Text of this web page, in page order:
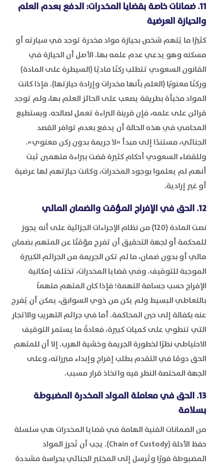
11. ضمانات خاصة بقضايا المخدرات: الدفع بعدم العلم
والحيازة العرضية
كثيرًا ما يُتهم شخص بحيازة مواد مخدرة توجد في سيارته أو
مسكنه وهو يدعي عدم علمه بها. الأصل أن الحيازة في
القانون السعودي تتطلب ركنًا ماديًا (السيطرة على المادة)
وركنًا معنويًا (العلم بأنها مخدرات وإرادة حيازتها). فإذا كانت
المواد مخبأة بطريقة يصعب على الحائز العلم بها، ولم توجد
قرائن على علمه، فإن قرينة البراءة تعمل لصالحه. ويستطيع
المحامي في هذه الحالة أن يدفع بعدم توافر القصد
الجنائي، مستندًا إلى مبدأ «لا جريمة بدون ركن معنوي».
وللقضاء السعودي أحكام كثيرة قضت ببراءة متهمين ثبت
أنهم لم يعلموا بوجود المخدرات، وكانت حيازتهم لها عرضية
أو غير إرادية.
12. الحق في الإفراج المؤقت والضمان المالي
نصت المادة (120) من نظام الإجراءات الجزائية على أنه يجوز
للمحكمة أو لجهة التحقيق أن تفرج مؤقتًا عن المتهم بضمان
مالي أو بدون ضمان، ما لم تكن الجريمة من الجرائم الكبيرة
الموجبة للتوقيف. وفي قضايا المخدرات، تختلف إمكانية
الإفراج حسب جسامة التهمة؛ فإذا كان المتهم متهماً
بالتعاطي البسيط ولم يكن من ذوي السوابق، يمكن أن يُفرج
عنه بكفالة إلى حين المحاكمة. أما في جرائم التهريب والاتجار
التي تنطوي على كميات كبيرة، فعادةً ما يستمر التوقيف
الاحتياطي نظرًا لخطورة الجريمة وخشية الهرب. إلا أن للمتهم
الحق دومًا في التقدم بطلب إفراج وإبداء مبرراته، وعلى
الجهة المختصة النظر فيه واتخاذ قرار مسبب.
13. الحق في معاملة المواد المخدرة المضبوطة
بسلامة
من الضمانات الفنية الهامة في قضايا المخدرات هي سلسلة
حفظ الأدلة (Chain of Custody). يجب أن تُحرز المواد
المضبوطة فورًا وتُرسل إلى المختبر الجنائي بحراسة مشددة